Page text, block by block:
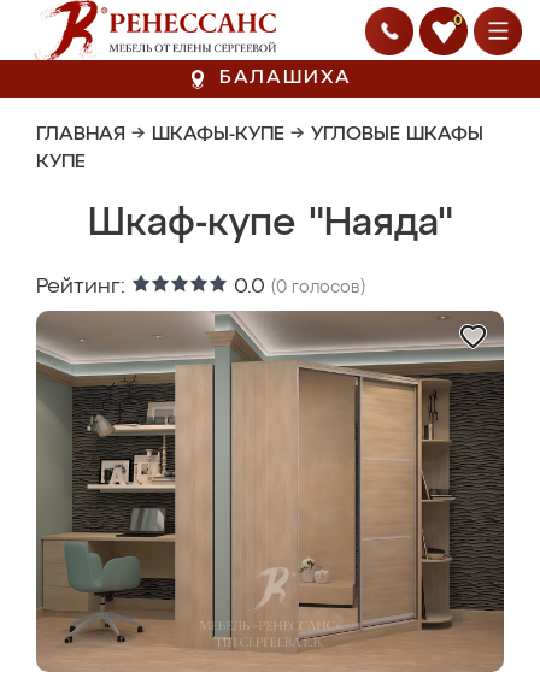
0
БАЛАШИХА
ГЛАВНАЯ → ШКАФЫ-КУПЕ → УГЛОВЫЕ ШКАФЫ
КУПЕ
Шкаф-купе "Наяда"
Рейтинг: 0.0 (0 голосов)